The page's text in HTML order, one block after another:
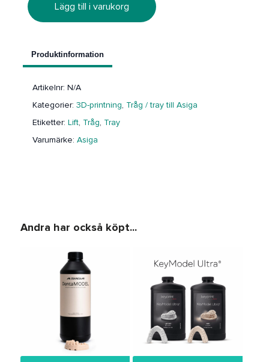
Lägg till i varukorg
Produktinformation
Artikelnr: N/A
Kategorier: 3D-printning, Tråg / tray till Asiga
Etiketter: Lift, Tråg, Tray
Varumärke: Asiga
Andra har också köpt...